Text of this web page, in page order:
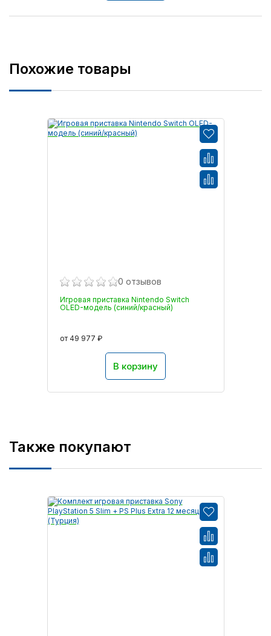
Похожие товары
0 отзывов
Игровая приставка Nintendo Switch
OLED-модель (синий/красный)
от 49 977 ₽
В корзину
Также покупают